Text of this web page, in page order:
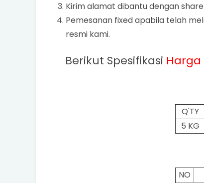
Kirim alamat dibantu dengan
Pemesanan fixed apabila telah
resmi kami.
Berikut Spesifikasi Harga
Q'TY
5 KG
NO